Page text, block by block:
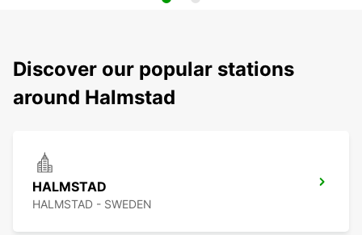
Discover our popular stations
around Halmstad
HALMSTAD
HALMSTAD - SWEDEN